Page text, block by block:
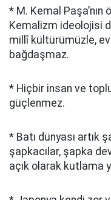
* M. Kemal
Kemalizm ideolojisi
millî kültürümüzle,
bağdaşmaz.
* Hiçbir insan ve
güçlenmez.
* Batı dünyası artık
şapkacılar, şapka
açık olarak kutlama